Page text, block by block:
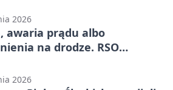
2026
awaria prądu albo
na drodze. RSO
2026